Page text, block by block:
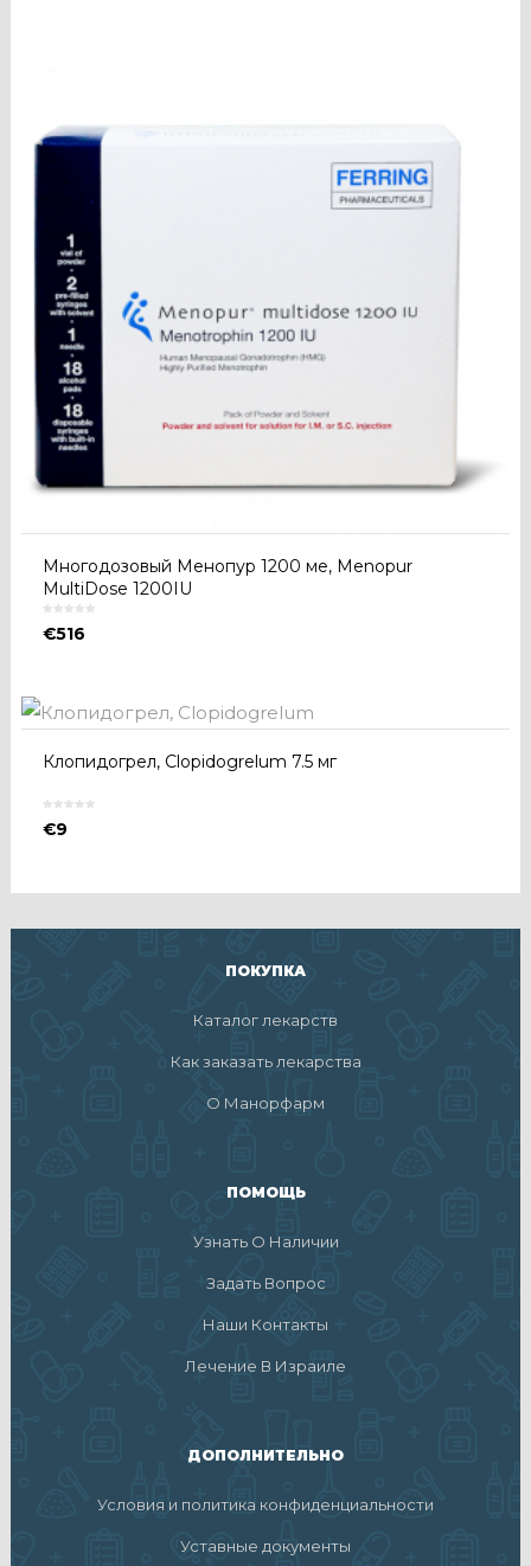
Многодозовый Менопур 1200 ме, Menopur
MultiDose 1200IU
€516
Клопидогрел, Clopidogrelum 7.5 мг
€9
ПОКУПКА
Каталог лекарств
Как заказать лекарства
О Манорфарм
ПОМОЩЬ
Узнать О Наличии
Задать Вопрос
Наши Контакты
Лечение В Израиле
ДОПОЛНИТЕЛЬНО
Условия и политика конфиденциальности
Уставные документы